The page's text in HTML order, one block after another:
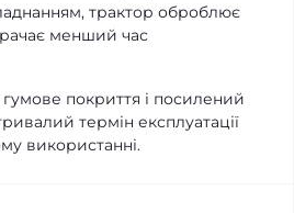
трактор оброблює
менший час
покриття і посилений
термін експлуатації
використанні.